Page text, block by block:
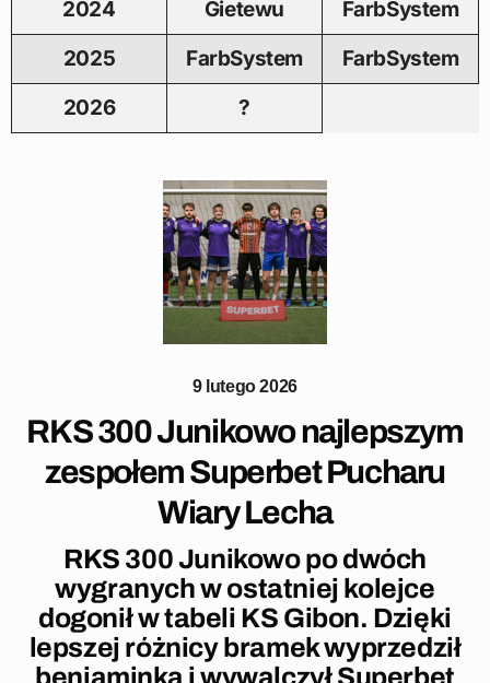
2024 Gietewu
FarbSystem
2025
FarbSystem
FarbSystem
2026
?
9 lutego 2026
RKS 300 Junikowo najlepszym
zespołem Superbet Pucharu
Wiary Lecha
RKS 300 Junikowo po dwóch
wygranych w ostatniej kolejce
dogonił w tabeli KS Gibon. Dzięki
lepszej różnicy bramek wyprzedził